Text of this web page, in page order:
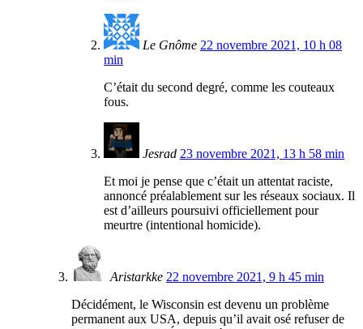
Le Gnôme 22 novembre 2021, 10 h 08
min
C’était du second degré, comme les couteaux
fous.
Jesrad 23 novembre 2021, 13 h 58 min
Et moi je pense que c’était un attentat raciste,
annoncé préalablement sur les réseaux sociaux. Il
est d’ailleurs poursuivi officiellement pour
meurtre (intentional homicide).
Aristarkke 22 novembre 2021, 9 h 45 min
Décidément, le Wisconsin est devenu un problème
permanent aux USA, depuis qu’il avait osé refuser de